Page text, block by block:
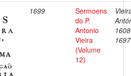
1699
Sermoens
do P.
Antonio
Vieira
(Volume
12)
1697